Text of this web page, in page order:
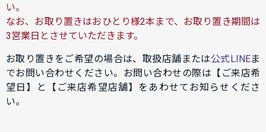
い。
なお、お取り置きはおひとり様2本まで、お取り置き期間は
3営業日とさせていただきます。
お取り置きをご希望の場合は、取扱店舗または公式LINEま
でお問い合わせください。お問い合わせの際は【ご来店希
望日】と【ご来店希望店舗】をあわせてお知らせくださ
い。